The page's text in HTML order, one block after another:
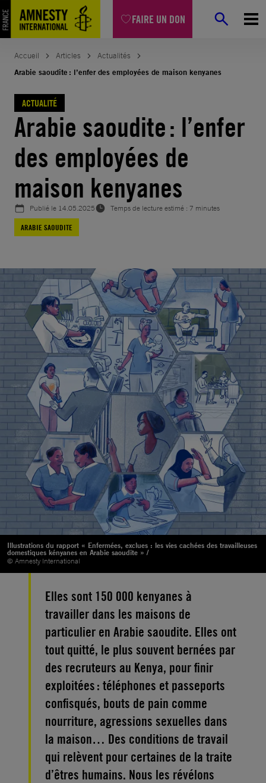
FAIRE UN DON
Aller
au
contenu
Accueil Articles
Actualités
Arabie saoudite : l’enfer des employées de maison kenyanes
ACTUALITÉ
Arabie saoudite : l’enfer
des employées de
maison kenyanes
Publié le 14.05.2025
Temps de lecture estimé : 7 minutes
ARABIE SAOUDITE
Illustrations du rapport « Enfermées, exclues : les vies cachées des travailleuses
domestiques kényanes en Arabie saoudite » /
© Amnesty International
Elles sont 150 000 kenyanes à
travailler dans les maisons de
particulier en Arabie saoudite. Elles ont
tout quitté, le plus souvent bernées par
des recruteurs au Kenya, pour finir
exploitées : téléphones et passeports
confisqués, bouts de pain comme
nourriture, agressions sexuelles dans
la maison… Des conditions de travail
qui relèvent pour certaines de la traite
d’êtres humains. Nous les révélons